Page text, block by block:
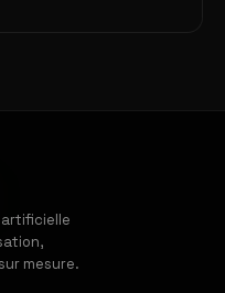
mesure.